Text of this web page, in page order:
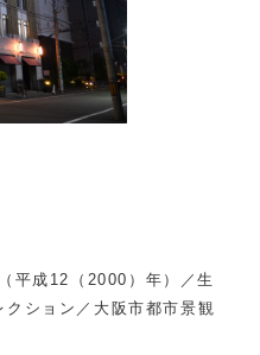
平成12（2000）年）／生
ション／大阪市都市景観